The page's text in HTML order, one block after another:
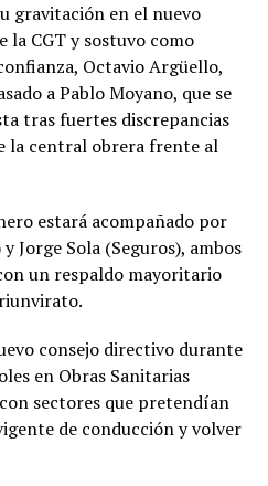
gravitación en el nuevo
la CGT y sostuvo como
Octavio Argüello,
a Pablo Moyano, que se
tras fuertes discrepancias
la central obrera frente al
estará acompañado por
Jorge Sola (Seguros), ambos
un respaldo mayoritario
consejo directivo durante
en Obras Sanitarias
sectores que pretendían
de conducción y volver